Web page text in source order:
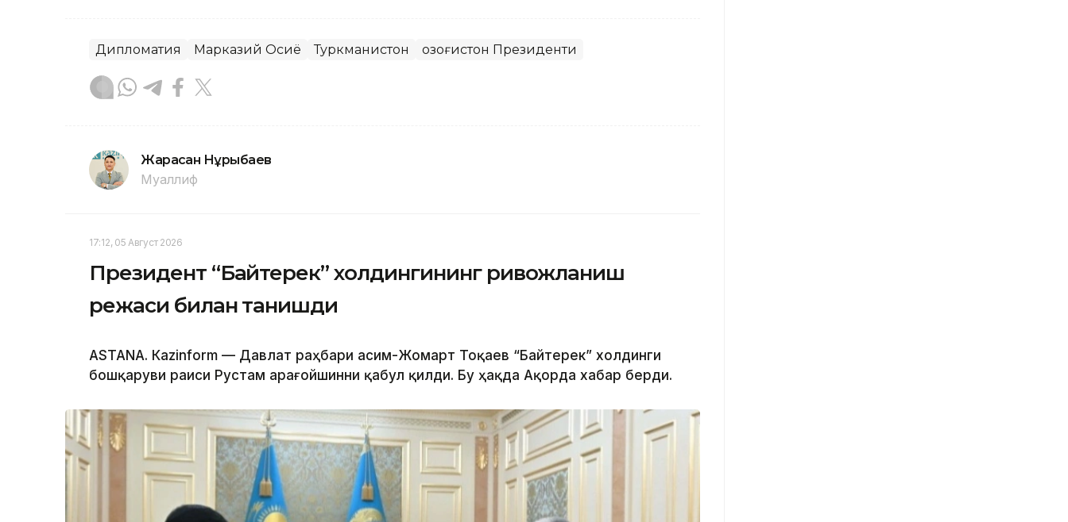
Дипломатия Марказий Осиё Туркманистон Қозоғистон Президенти
Жарасқан Нұрыбаев
Муаллиф
17:12, 05 Август 2026
Президент “Байтерек” холдингининг ривожланиш
режаси билан танишди
ASTANА. Каzinform — Давлат раҳбари Қасим-Жомарт Тоқаев “Байтерек” холдинги
бошқаруви раиси Рустам Қарағойшинни қабул қилди. Бу ҳақда Ақорда хабар берди.